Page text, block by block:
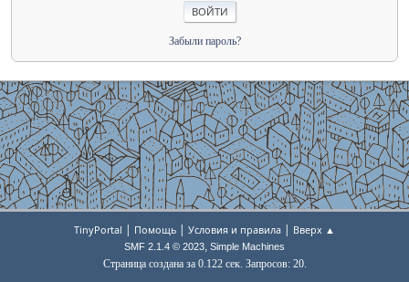
Забыли пароль?
TinyPortal | Помощь | Условия и правила | Вверх ▲
SMF 2.1.4 © 2023, Simple Machines
Страница создана за 0.122 сек. Запросов: 20.